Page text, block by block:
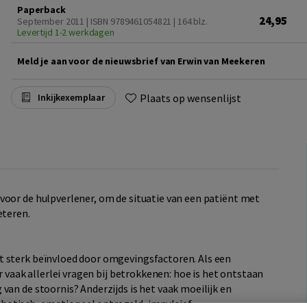
Paperback
September 2011 | ISBN 9789461054821 | 164 blz.
Levertijd 1-2 werkdagen
24,95
Meld je aan voor de nieuwsbrief van Erwin van Meekeren
Inkijkexemplaar Plaats op wensenlijst
de hulpverlener, om de situatie van een patiënt met
beïnvloed door omgevingsfactoren. Als een
allerlei vragen bij betrokkenen: hoe is het ontstaan
de stoornis? Anderzijds is het vaak moeilijk en
emotioneel ontregeld, impulsief,